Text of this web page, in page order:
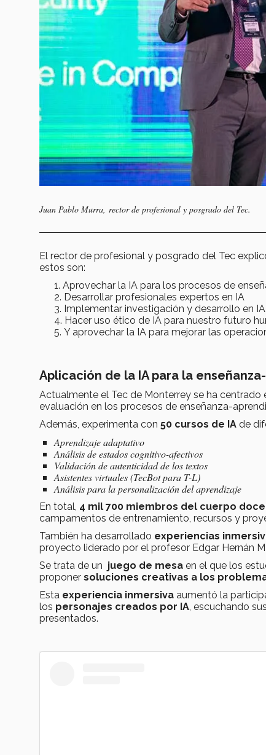
Juan Pablo Murra, rector de profesional y posgrado del Tec.
El rector de profesional y posgrado del Tec
estos son:
Aprovechar la IA para los procesos de
Desarrollar profesionales expertos en IA
Implementar investigación y desarrollo en IA
Hacer uso ético de IA para nuestro futuro
Y aprovechar la IA para mejorar las
Aplicación de la IA para la
Actualmente el Tec de Monterrey se ha
evaluación en los procesos de enseñanza-
Además, experimenta con 50 cursos de IA de
Aprendizaje adaptativo
Análisis de estados cognitivo-afectivos
Validación de autenticidad de los textos
Asistentes virtuales (TecBot para T-L)
Análisis para la personalización del aprendizaje
En total, 4 mil 700 miembros del cuerpo
campamentos de entrenamiento, recursos y
También ha desarrollado experiencias
proyecto liderado por el profesor Edgar Hernán
Se trata de un juego de mesa en el que los
proponer soluciones creativas a los
Esta experiencia inmersiva aumentó la
los personajes creados por IA, escuchando
presentados.